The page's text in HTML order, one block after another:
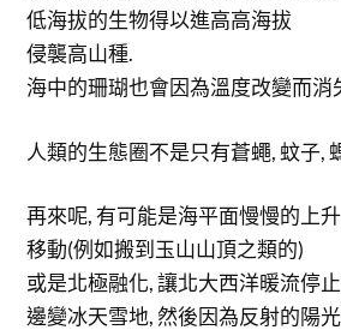
低海拔的生物得以進高高海拔
侵襲高山種.
海中的珊瑚也會因為溫度改變而消
人類的生態圈不是只有蒼蠅, 蚊子,
再來呢, 有可能是海平面慢慢的上
移動(例如搬到玉山山頂之類的)
或是北極融化, 讓北大西洋暖流停
邊變冰天雪地, 然後因為反射的陽